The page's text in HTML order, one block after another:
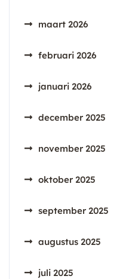
maart 2026
februari 2026
januari 2026
december 2025
november 2025
oktober 2025
september 2025
augustus 2025
juli 2025